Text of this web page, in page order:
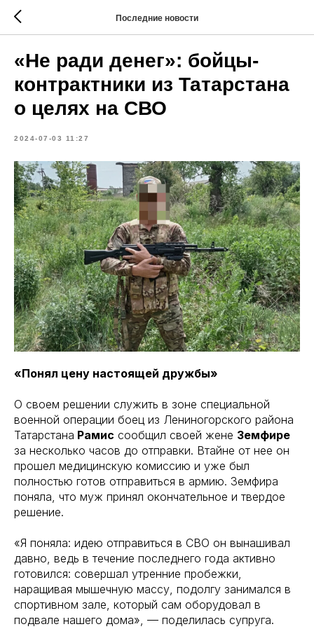
Последние новости
«Не ради денег»: бойцы-
контрактники из Татарстана
о целях на СВО
2024-07-03 11:27
«Понял цену настоящей дружбы»
О своем решении служить в зоне специальной
военной операции боец из Лениногорского района
Татарстана Рамис сообщил своей жене Земфире
за несколько часов до отправки. Втайне от нее он
прошел медицинскую комиссию и уже был
полностью готов отправиться в армию. Земфира
поняла, что муж принял окончательное и твердое
решение.
«Я поняла: идею отправиться в СВО он вынашивал
давно, ведь в течение последнего года активно
готовился: совершал утренние пробежки,
наращивая мышечную массу, подолгу занимался в
спортивном зале, который сам оборудовал в
подвале нашего дома», — поделилась супруга.